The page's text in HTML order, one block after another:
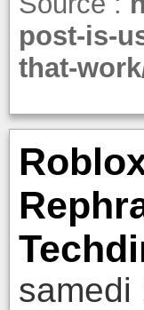
post-is-
that-
samedi